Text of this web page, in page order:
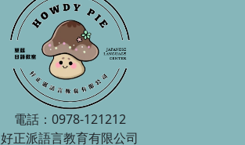
電話：0978-121212
好正派語言教育有限公司